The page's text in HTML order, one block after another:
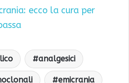
ecco la cura per
analgesici
emicrania